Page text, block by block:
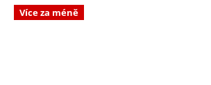
Více za méně